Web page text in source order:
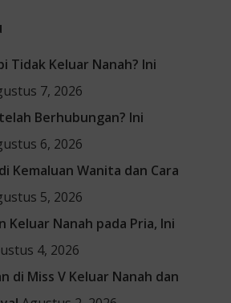
Tidak Keluar Nanah? Ini
7, 2026
Berhubungan? Ini
6, 2026
Kemaluan Wanita dan Cara
5, 2026
Keluar Nanah pada Pria, Ini
4, 2026
di Miss V Keluar Nanah dan